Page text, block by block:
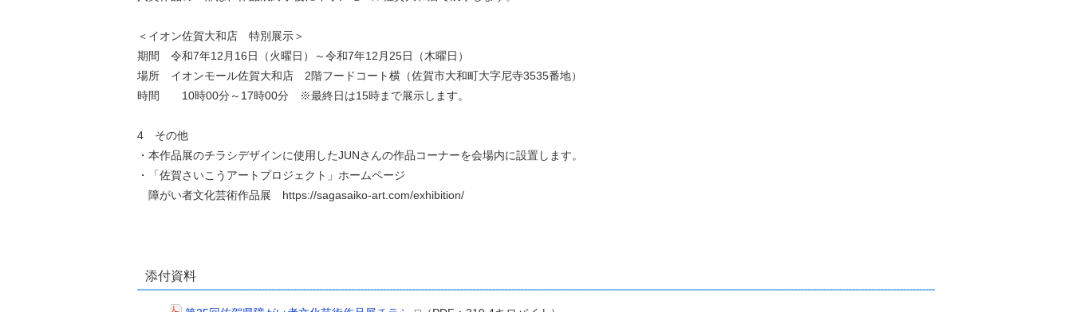
＜イオン佐賀大和店 特別展示＞
期間 令和7年12月16日（火曜日）～令和7年12月25日（木曜日）
場所 イオンモール佐賀大和店 2階フードコート横（佐賀市大和町大字尼寺3535番地）
時間 10時00分～17時00分 ※最終日は15時まで展示します。
4 その他
・本作品展のチラシデザインに使用したJUNさんの作品コーナーを会場内に設置します。
・「佐賀さいこうアートプロジェクト」ホームページ
障がい者文化芸術作品展 https://sagasaiko-art.com/exhibition/
添付資料